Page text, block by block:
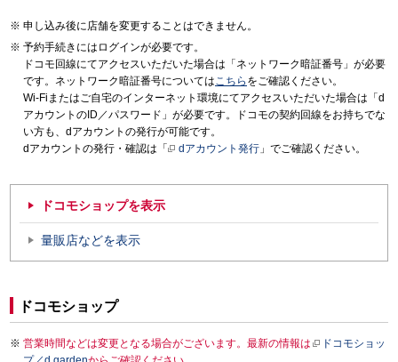
申し込み後に店舗を変更することはできません。
予約手続きにはログインが必要です。
ドコモ回線にてアクセスいただいた場合は「ネットワーク暗証番号」が必要
です。ネットワーク暗証番号についてはこちら をご確認ください。
Wi-Fiまたはご自宅のインターネット環境にてアクセスいただいた場合は「d
アカウントのID／パスワード」が必要です。ドコモの契約回線をお持ちでな
い方も、dアカウントの発行が可能です。
dアカウントの発行・確認は「
dアカウント発行 」でご確認ください。
ドコモショップを表示
量販店などを表示
ドコモショップ
営業時間などは変更となる場合がございます。最新の情報は
ドコモショッ